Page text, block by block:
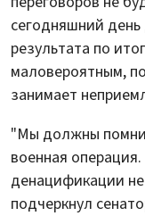
сегодняшний
результата по
маловероятным,
занимает
"Мы должны
военная
денацификации
подчеркнул